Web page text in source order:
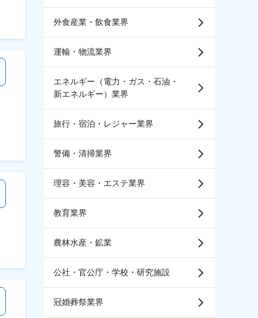
外食産業・飲食業界
運輸・物流業界
エネルギー（電力・ガス・石油・
新エネルギー）業界
旅行・宿泊・レジャー業界
警備・清掃業界
理容・美容・エステ業界
教育業界
農林水産・鉱業
公社・官公庁・学校・研究施設
冠婚葬祭業界